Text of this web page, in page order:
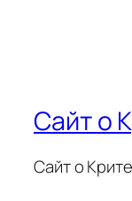
Сайт о
Сайт о Крите